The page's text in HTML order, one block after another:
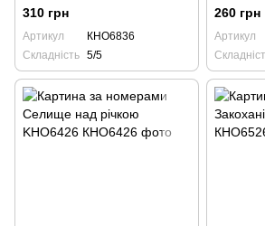
310 грн
Артикул
КНО6836
Складність 5/5
260 грн
Артикул